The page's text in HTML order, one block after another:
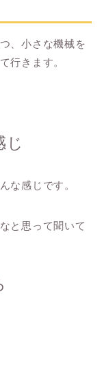
、小さな機械を
行きます。
じ
な感じです。
と思って聞いて